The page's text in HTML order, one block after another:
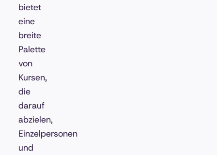
bietet
eine
breite
Palette
von
Kursen,
die
darauf
abzielen,
Einzelpersonen
und